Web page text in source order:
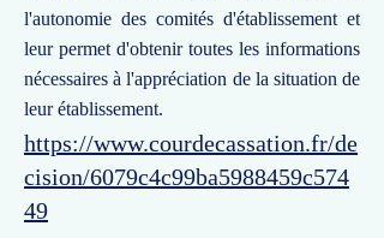
l'autonomie des comités d'établissement et
leur permet d'obtenir toutes les informations
nécessaires à l'appréciation de la situation de
leur établissement.
https://www.courdecassation.fr/de
cision/6079c4c99ba5988459c574
49